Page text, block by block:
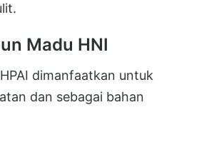
Madu HNI
dimanfaatkan untuk
dan sebagai bahan